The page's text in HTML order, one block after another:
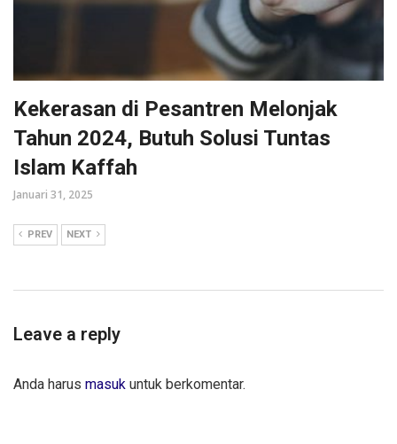
Kekerasan di Pesantren Melonjak
Tahun 2024, Butuh Solusi Tuntas
Islam Kaffah
Januari 31, 2025
PREV NEXT
Leave a reply
Anda harus masuk untuk berkomentar.